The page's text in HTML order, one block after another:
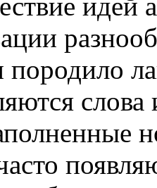
породило